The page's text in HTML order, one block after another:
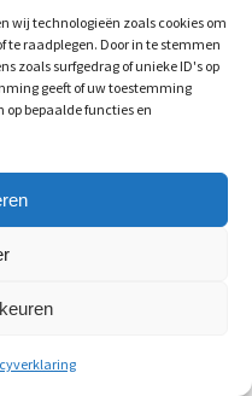
wij technologieën zoals cookies om
te raadplegen. Door in te stemmen
zoals surfgedrag of unieke ID's op
geeft of uw toestemming
bepaalde functies en
waarde
warm water. Deze
water een cv-ketel per
stroomt. De CW-waarde